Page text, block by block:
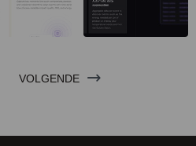
VOLGENDE